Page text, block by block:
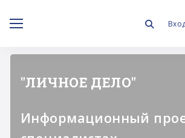
"ЛИЧНОЕ ДЕЛО"
Информационный